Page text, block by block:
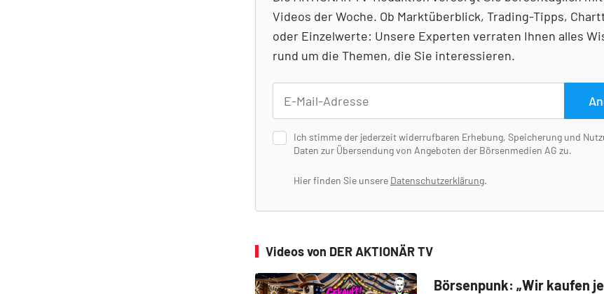
Videos der Woche. Ob Marktüberblick, Trading-Tipps,
oder Einzelwerte: Unsere Experten verraten Ihnen alles
rund um die Themen, die Sie interessieren.
Ich stimme der jederzeit widerrufbaren Erhebung, Speicherung und
Daten zur Übersendung von Angeboten der Börsenmedien AG zu.
Hier finden Sie unsere Datenschutzerklärung.
Videos von DER AKTIONÄR TV
Börsenpunk: „Wir kaufen